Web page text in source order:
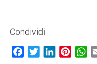
Condividi
Facebook
TwitterLinkedIn